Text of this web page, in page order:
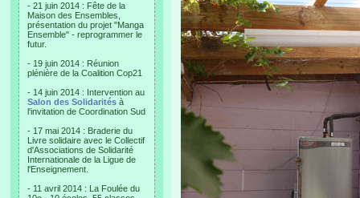
- 21 juin 2014 : Fête de la
Maison des Ensembles,
présentation du projet "Manga
Ensemble" - reprogrammer le
futur.
- 19 juin 2014 : Réunion
plénière de la Coalition Cop21
- 14 juin 2014 : Intervention au
Salon des Solidarités à
l'invitation de Coordination Sud
- 17 mai 2014 : Braderie du
Livre solidaire avec le Collectif
d'Associations de Solidarité
Internationale de la Ligue de
l'Enseignement.
- 11 avril 2014 : La Foulée du